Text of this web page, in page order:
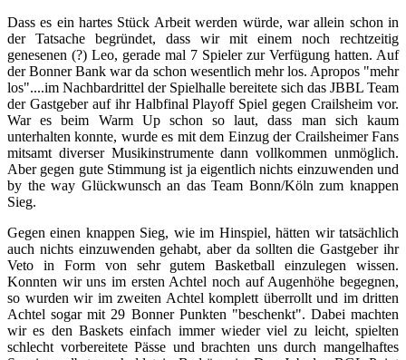
Dass es ein hartes Stück Arbeit werden würde, war allein schon in
der Tatsache begründet, dass wir mit einem noch rechtzeitig
genesenen (?) Leo, gerade mal 7 Spieler zur Verfügung hatten. Auf
der Bonner Bank war da schon wesentlich mehr los. Apropos "mehr
los"....im Nachbardrittel der Spielhalle bereitete sich das JBBL Team
der Gastgeber auf ihr Halbfinal Playoff Spiel gegen Crailsheim vor.
War es beim Warm Up schon so laut, dass man sich kaum
unterhalten konnte, wurde es mit dem Einzug der Crailsheimer Fans
mitsamt diverser Musikinstrumente dann vollkommen unmöglich.
Aber gegen gute Stimmung ist ja eigentlich nichts einzuwenden und
by the way Glückwunsch an das Team Bonn/Köln zum knappen
Sieg.
Gegen einen knappen Sieg, wie im Hinspiel, hätten wir tatsächlich
auch nichts einzuwenden gehabt, aber da sollten die Gastgeber ihr
Veto in Form von sehr gutem Basketball einzulegen wissen.
Konnten wir uns im ersten Achtel noch auf Augenhöhe begegnen,
so wurden wir im zweiten Achtel komplett überrollt und im dritten
Achtel sogar mit 29 Bonner Punkten "beschenkt". Dabei machten
wir es den Baskets einfach immer wieder viel zu leicht, spielten
schlecht vorbereitete Pässe und brachten uns durch mangelhaftes